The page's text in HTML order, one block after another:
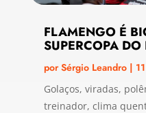
FLAMENGO É
SUPERCOPA DO
porSérgio Leandro|
Golaços, viradas,
treinador, clima